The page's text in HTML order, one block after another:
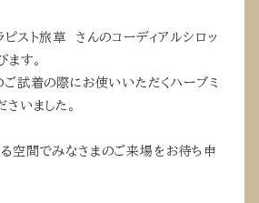
スト旅草 さんのコーディアルシロッ
ます。
ご試着の際にお使いいただくハーブミ
いました。
空間でみなさまのご来場をお待ち申